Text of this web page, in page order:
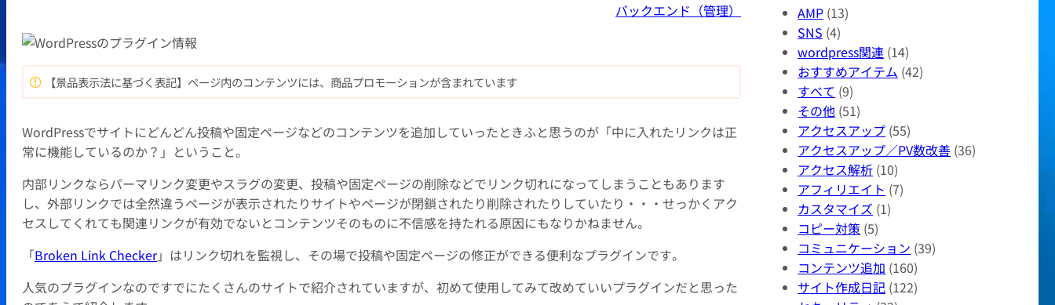
バックエンド（管理）
【景品表示法に基づく表記】ページ内のコンテンツには、商品プロモーションが含まれています
WordPressでサイトにどんどん投稿や固定ページなどのコンテンツを追加していったときふと思うのが「中に入れたリンクは正
常に機能しているのか？」ということ。
内部リンクならパーマリンク変更やスラグの変更、投稿や固定ページの削除などでリンク切れになってしまうこともあります
し、外部リンクでは全然違うページが表示されたりサイトやページが閉鎖されたり削除されたりしていたり・・・せっかくアク
セスしてくれても関連リンクが有効でないとコンテンツそのものに不信感を持たれる原因にもなりかねません。
「Broken Link Checker」はリンク切れを監視し、その場で投稿や固定ページの修正ができる便利なプラグインです。
人気のプラグインなのですでにたくさんのサイトで紹介されていますが、初めて使用してみて改めていいプラグインだと思った
AMP (13)
SNS (4)
wordpress関連 (14)
おすすめアイテム (42)
すべて (9)
その他 (51)
アクセスアップ (55)
アクセスアップ／PV数改善 (36)
アクセス解析 (10)
アフィリエイト (7)
カスタマイズ (1)
コピー対策 (5)
コミュニケーション (39)
コンテンツ追加 (160)
サイト作成日記 (122)